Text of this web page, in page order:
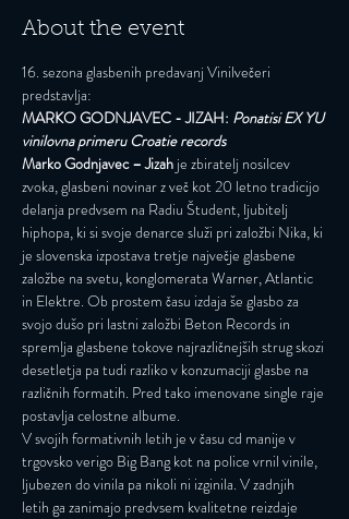
About the event
16. sezona glasbenih predavanj Vinilvečeri
predstavlja:
MARKO GODNJAVEC - JIZAH: Ponatisi EX YU
vinilovna primeru Croatie records
Marko Godnjavec – Jizah je zbiratelj nosilcev
zvoka, glasbeni novinar z več kot 20 letno tradicijo
delanja predvsem na Radiu Študent, ljubitelj
hiphopa, ki si svoje denarce služi pri založbi Nika, ki
je slovenska izpostava tretje največje glasbene
založbe na svetu, konglomerata Warner, Atlantic
in Elektre. Ob prostem času izdaja še glasbo za
svojo dušo pri lastni založbi Beton Records in
spremlja glasbene tokove najrazličnejših strug skozi
desetletja pa tudi razliko v konzumaciji glasbe na
različnih formatih. Pred tako imenovane single raje
postavlja celostne albume.
V svojih formativnih letih je v času cd manije v
trgovsko verigo Big Bang kot na police vrnil vinile,
ljubezen do vinila pa nikoli ni izginila. V zadnjih
letih ga zanimajo predvsem kvalitetne reizdaje